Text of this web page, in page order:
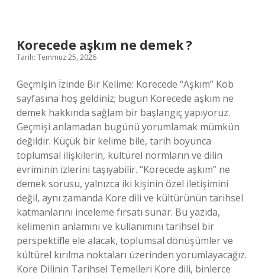
Korecede aşkım ne demek ?
Tarih: Temmuz 25, 2026
Geçmişin İzinde Bir Kelime: Korecede “Aşkım” Kob
sayfasına hoş geldiniz; bugün Korecede aşkım ne
demek hakkında sağlam bir başlangıç yapıyoruz.
Geçmişi anlamadan bugünü yorumlamak mümkün
değildir. Küçük bir kelime bile, tarih boyunca
toplumsal ilişkilerin, kültürel normların ve dilin
evriminin izlerini taşıyabilir. “Korecede aşkım” ne
demek sorusu, yalnızca iki kişinin özel iletişimini
değil, aynı zamanda Kore dili ve kültürünün tarihsel
katmanlarını inceleme fırsatı sunar. Bu yazıda,
kelimenin anlamını ve kullanımını tarihsel bir
perspektifle ele alacak, toplumsal dönüşümler ve
kültürel kırılma noktaları üzerinden yorumlayacağız.
Kore Dilinin Tarihsel Temelleri Kore dili, binlerce